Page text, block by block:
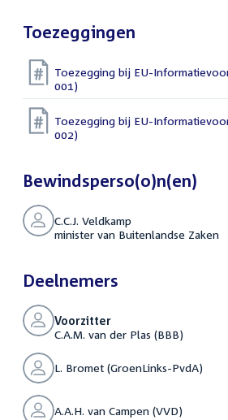
Toezeggingen
Toezegging bij EU-
001)
Toezegging bij EU-
002)
Bewindsperso(o)n(en)
C.C.J. Veldkamp
minister van Buitenlandse Zaken
Deelnemers
Voorzitter
C.A.M. van der Plas (BBB)
L. Bromet (GroenLinks-PvdA)
A.A.H. van Campen (VVD)